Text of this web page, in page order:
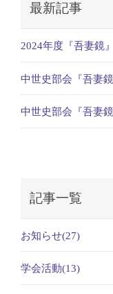
最新記事
2024年度『吾妻鏡
中世史部会『吾妻
中世史部会『吾妻
記事一覧
お知らせ(27)
学会活動(13)